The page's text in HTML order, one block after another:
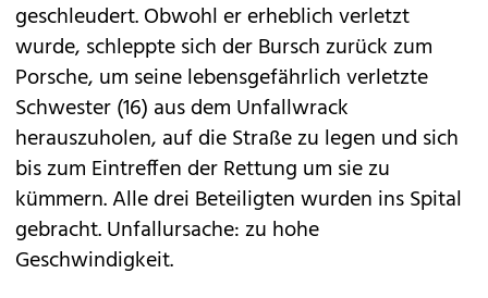
geschleudert. Obwohl er erheblich verletzt
wurde, schleppte sich der Bursch zurück zum
Porsche, um seine lebens­gefährlich verletzte
Schwester (16) aus dem Unfallwrack
herauszuholen, auf die ­Straße zu legen und sich
bis zum Eintreffen der Rettung um sie zu
kümmern. Alle drei Beteiligten wurden ins Spital
gebracht. Unfall­ursache: zu hohe
Geschwindigkeit.